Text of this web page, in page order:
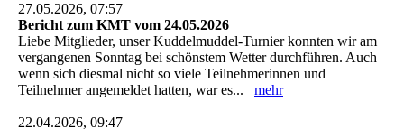
27.05.2026, 07:57
Bericht zum KMT vom 24.05.2026
Liebe Mitglieder, unser Kuddelmuddel-Turnier konnten wir am
vergangenen Sonntag bei schönstem Wetter durchführen. Auch
wenn sich diesmal nicht so viele Teilnehmerinnen und
Teilnehmer angemeldet hatten, war es... mehr
22.04.2026, 09:47